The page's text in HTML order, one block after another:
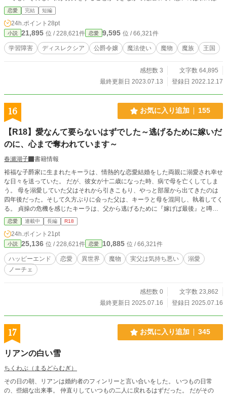
でした。 私が悪いのだと、何もかもを諦めていました。 諦めた果てに私に
告げられたことは、魔法使いとの結婚でした。 田舎町に住む魔法使いさん
は、どんな方なのか。 大きな不安を抱え、長い長い道のりを歩いて行きまし
た。
恋愛 完結 短編
24h.ポイント 28pt
小説 21,895 位 / 228,621件 恋愛 9,595 位 / 66,321件
学習障害 ディスレクシア 公爵令嬢 魔法使い 魔物 魔族 王国
感想数 3
文字数 64,895
最終更新日 2023.07.13
登録日 2022.12.17
16 お気に入り追加 155
【R18】愛なんて要らないはずでした～逃げるために嫁いだ
のに、心まで奪われています～
春瀬湖子
書籍情報
裕福な子爵家に生まれたキーラは、情熱的な恋愛結婚をした両親に溺愛され幸せ
な日々を送っていた。 だが、彼女が十二歳になった時、病で母を亡くしてしま
う。 母を溺愛していた父はそれから引きこもり、やっと部屋から出てきたのは
四年後だった。そして久方ぶりに会った父は、キーラと母を混同し、執着してく
る。 貞操の危機を感じたキーラは、父から逃げるために『嫁げば最後』と噂さ
れる、死神と呼ばれる辺境伯家へと嫁ぐ算段を整えた。 「あっ、俺のお嫁さん
いらしゃ～いっ！」 自分を守るために跡継ぎを産むことを条件に嫁いだ辺境伯
家。愛なんて要らないと思っていた彼女が出会ったのは、やたらと明るくどこか
飄々とした若き辺境伯だった。 予想に反して家族として温かく迎えられたキー
ラは、優しく明るい彼や辺境伯家のみんなに心を開いて──？ 父と兄を亡くしニ
十七歳で当主になった死神辺境伯×実父から逃げるために嫁いで来たヒロインの
話です。 ※他サイト様でも公開しております。
恋愛 連載中 長編 R18
24h.ポイント 21pt
小説 25,136 位 / 228,621件 恋愛 10,885 位 / 66,321件
ハッピーエンド 恋愛 異世界 魔物 実父は気持ち悪い
溺愛
ノーチェ
感想数 0
文字数 23,862
最終更新日 2025.07.16
登録日 2025.07.16
17 お気に入り追加 345
リアンの白い雪
ちくわぶ（まるどらむぎ）
その日の朝、リアンは婚約者のフィンリーと言い合いをした。 いつもの日常
の、些細な出来事。 仲直りしていつもの二人に戻れるはずだった。 だがその